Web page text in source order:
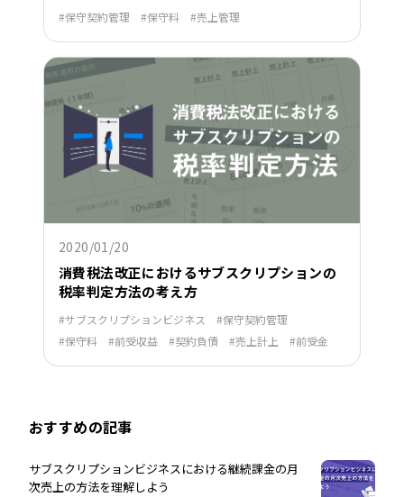
保守契約管理 保守料 売上管理
2020/01/20
消費税法改正におけるサブスクリプションの
税率判定方法の考え方
サブスクリプションビジネス
保守契約管理
保守料
前受収益 契約負債 売上計上 前受金
おすすめの記事
サブスクリプションビジネスにおける継続課金の月
次売上の方法を理解しよう